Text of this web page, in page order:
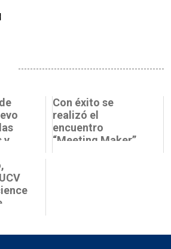
y
Con éxito se
realizó el
encuentro
“Meeting Maker”